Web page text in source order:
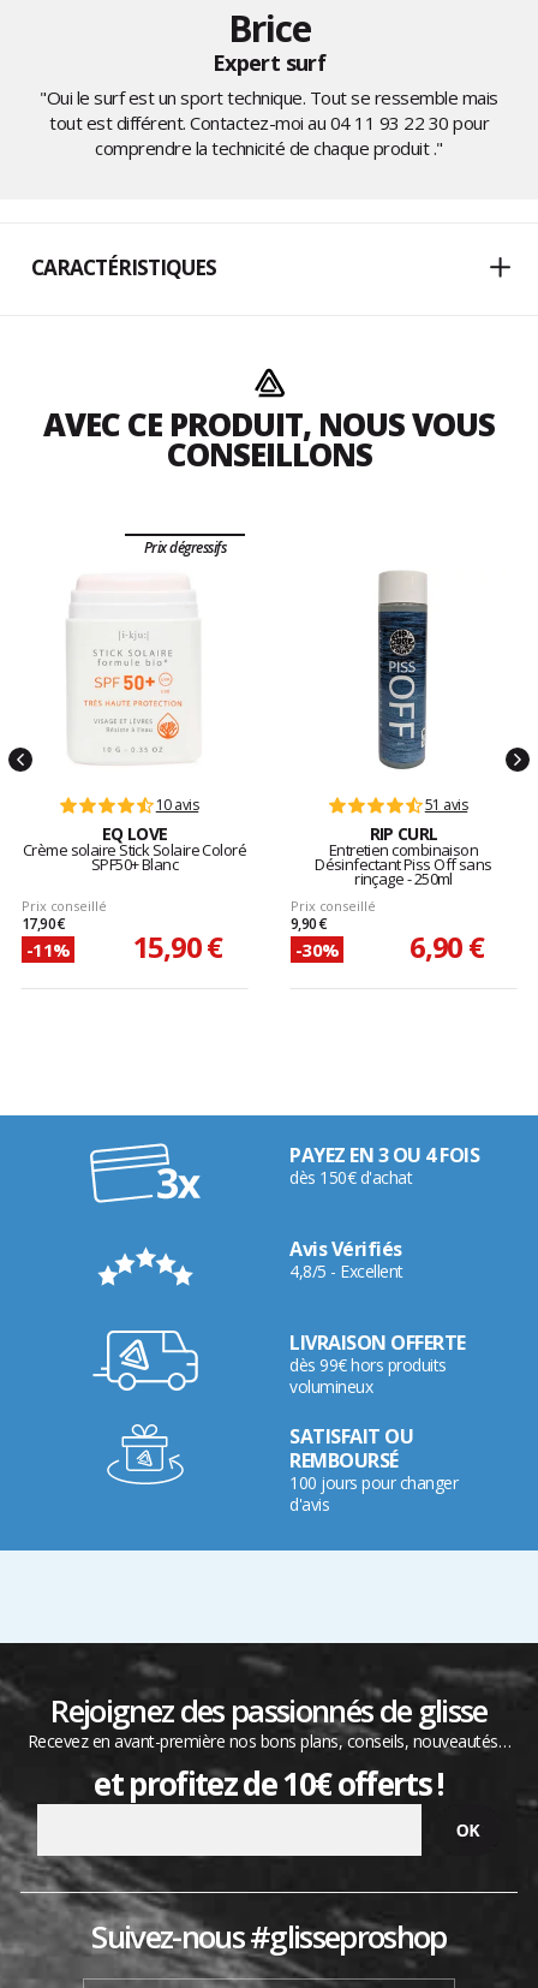
Brice
Expert surf
"Oui le surf est un sport technique. Tout se ressemble mais
tout est différent. Contactez-moi au 04 11 93 22 30 pour
comprendre la technicité de chaque produit ."
CARACTÉRISTIQUES
AVEC CE PRODUIT, NOUS VOUS
CONSEILLONS
Prix dégressifs
10 avis
EQ LOVE
Crème solaire Stick Solaire Coloré
SPF50+ Blanc
Prix conseillé
17,90 €
-11% 15,90 €
51 avis
RIP CURL
Entretien combinaison
Désinfectant Piss Off sans
rinçage - 250ml
Prix conseillé
9,90 €
-30% 6,90 €
PAYEZ EN 3 OU 4 FOIS
dès 150€ d'achat
Avis Vérifiés
4,8/5 - Excellent
LIVRAISON OFFERTE
dès 99€ hors produits
volumineux
SATISFAIT OU
REMBOURSÉ
100 jours pour changer
d'avis
Rejoignez des passionnés de glisse
Recevez en avant-première nos bons plans, conseils, nouveautés…
et profitez de 10€ offerts !
Suivez-nous #glisseproshop